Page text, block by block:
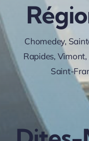
Chomedey,
Rapides,
Saint-